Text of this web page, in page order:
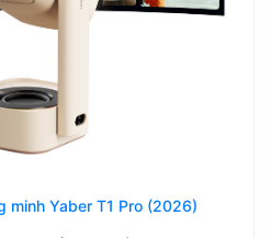
minh Yaber T1 Pro (2026)